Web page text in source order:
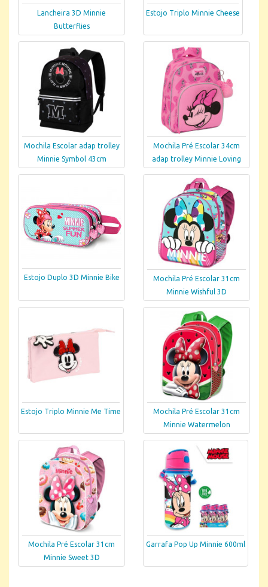
Lancheira 3D Minnie
Butterflies
Estojo Triplo Minnie Cheese
Mochila Escolar adap trolley
Minnie Symbol 43cm
Mochila Pré Escolar 34cm
adap trolley Minnie Loving
Estojo Duplo 3D Minnie Bike
Mochila Pré Escolar 31cm
Minnie Wishful 3D
Estojo Triplo Minnie Me Time
Mochila Pré Escolar 31cm
Minnie Watermelon
Mochila Pré Escolar 31cm
Minnie Sweet 3D
Garrafa Pop Up Minnie 600ml